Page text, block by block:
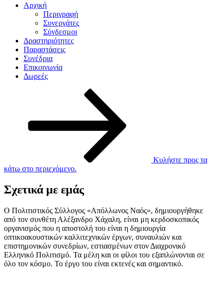
Αρχική
Περιγραφή
Συνεργάτες
Σύνδεσμοι
Δραστηριότητες
Παραστάσεις
Συνέδρια
Επικοινωνία
Δωρεές
Κυλήστε προς τα
κάτω στο περιεχόμενο.
Σχετικά με εμάς
Ο Πολιτιστικός Σύλλογος «Απόλλωνος Ναός», δημιουργήθηκε
από τον συνθέτη Αλέξανδρο Χάχαλη, είναι μη κερδοσκοπικός
οργανισμός που η αποστολή του είναι η δημιουργία
οπτικοακουστικών καλλιτεχνικών έργων, συναυλιών και
επιστημονικών συνεδρίων, εστιασμένων στον Διαχρονικό
Ελληνικό Πολιτισμό. Τα μέλη και οι φίλοι του εξαπλώνονται σε
όλο τον κόσμο. Το έργο του είναι εκτενές και σημαντικό.